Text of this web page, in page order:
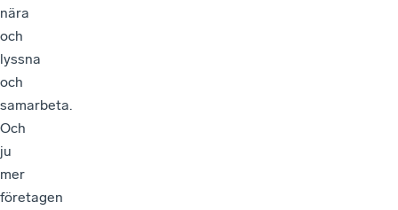
nära
och
lyssna
och
samarbeta.
Och
ju
mer
företagen